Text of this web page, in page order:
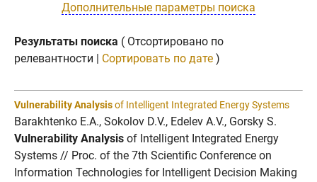
Дополнительные параметры поиска
Результаты поиска ( Отсортировано по
релевантности | Сортировать по дате )
Vulnerability Analysisof Intelligent Integrated Energy Systems
Barakhtenko E.A., Sokolov D.V., Edelev A.V., Gorsky S.
Vulnerability Analysis of Intelligent Integrated Energy
Systems // Proc. of the 7th Scientific Conference on
Information Technologies for Intelligent Decision Making